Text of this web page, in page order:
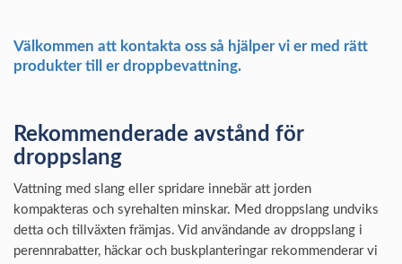
Välkommen att kontakta oss så hjälper vi er med rätt
produkter till er droppbevattning.
Rekommenderade avstånd för
droppslang
Vattning med slang eller spridare innebär att jorden
kompakteras och syrehalten minskar. Med droppslang undviks
detta och tillväxten främjas. Vid användande av droppslang i
perennrabatter, häckar och buskplanteringar rekommenderar vi